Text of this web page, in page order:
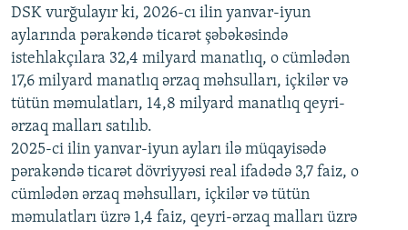
DSK vurğulayır ki, 2026-cı ilin yanvar-iyun
aylarında pərakəndə ticarət şəbəkəsində
istehlakçılara 32,4 milyard manatlıq, o cümlədən
17,6 milyard manatlıq ərzaq məhsulları, içkilər və
tütün məmulatları, 14,8 milyard manatlıq qeyri-
ərzaq malları satılıb.
2025-ci ilin yanvar-iyun ayları ilə müqayisədə
pərakəndə ticarət dövriyyəsi real ifadədə 3,7 faiz, o
cümlədən ərzaq məhsulları, içkilər və tütün
məmulatları üzrə 1,4 faiz, qeyri-ərzaq malları üzrə